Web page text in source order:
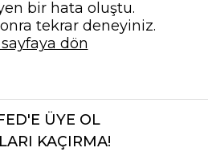
bir hata oluştu.
tekrar deneyiniz.
dön
ÜYE OL
KAÇIRMA!